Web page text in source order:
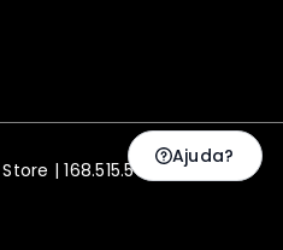
| 168.515.568-55
Ajuda?